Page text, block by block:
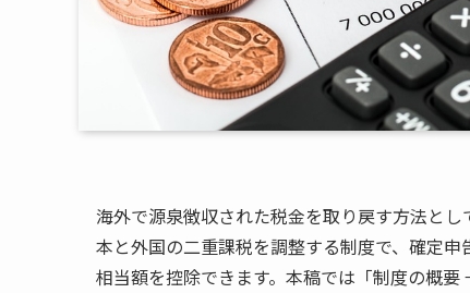
海外で源泉徴収された税金を取り戻す方法と
本と外国の二重課税を調整する制度で、確定
相当額を控除できます。本稿では「制度の概